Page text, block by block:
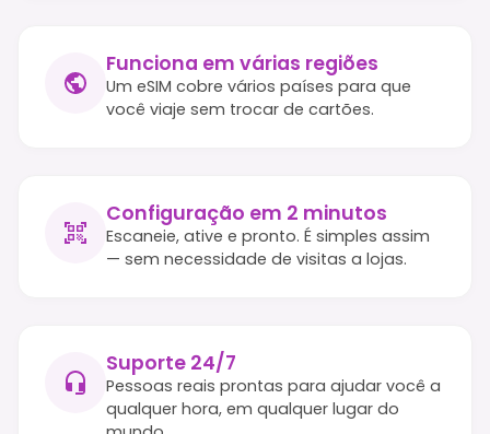
Funciona em várias regiões
Um eSIM cobre vários países para que
você viaje sem trocar de cartões.
Configuração em 2 minutos
Escaneie, ative e pronto. É simples assim
— sem necessidade de visitas a lojas.
Suporte 24/7
Pessoas reais prontas para ajudar você a
qualquer hora, em qualquer lugar do